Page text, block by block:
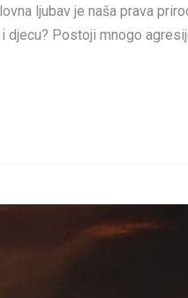
ljubav je naša prava
djecu? Postoji mnogo